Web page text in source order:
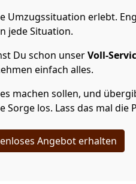
Umzugssituation erlebt.
jede Situation.
Du schon unserVoll-
einfach alles.
machen sollen, und
los. Lass das mal die
Angebot erhalten